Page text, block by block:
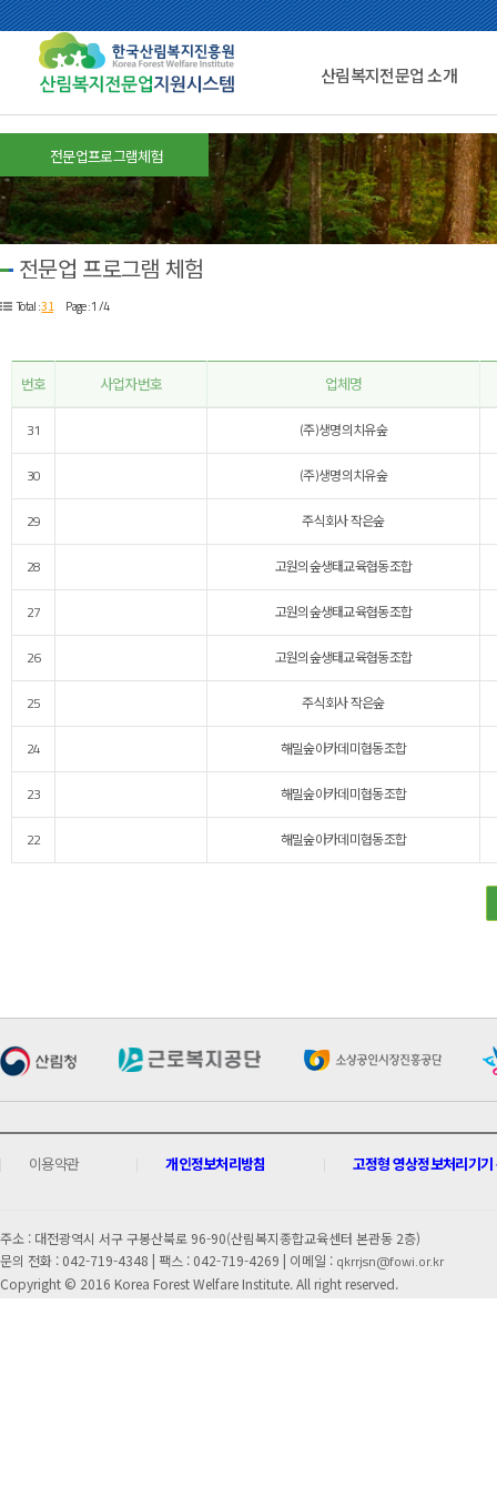
산림복지전문업 소개
전문업프로그램체험
전문업 프로그램 체험
Total :31 Page : 1 /4
번호 사업자번호 업체명
31 (주)생명의치유숲
30 (주)생명의치유숲
29 주식회사 작은숲
28 고원의숲생태교육협동조합
27 고원의숲생태교육협동조합
26 고원의숲생태교육협동조합
25 주식회사 작은숲
24 해밀숲아카데미협동조합
23 해밀숲아카데미협동조합
22 해밀숲아카데미협동조합
이용약관 개인정보처리방침 고정형 영상정보처리기기
주소 : 대전광역시 서구 구봉산북로 96-90(산림복지종합교육센터 본관동 2층)
문의 전화 : 042-719-4348 | 팩스 : 042-719-4269 | 이메일 : qkrrjsn@fowi.or.kr
Copyright © 2016 Korea Forest Welfare Institute. All right reserved.